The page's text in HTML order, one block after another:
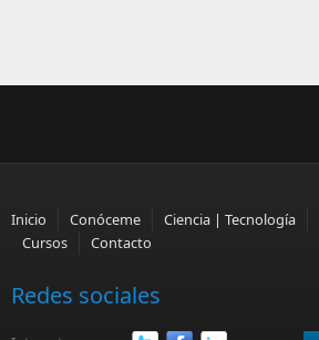
Inicio Conóceme Ciencia | Tecnología
Cursos
Contacto
Redes sociales